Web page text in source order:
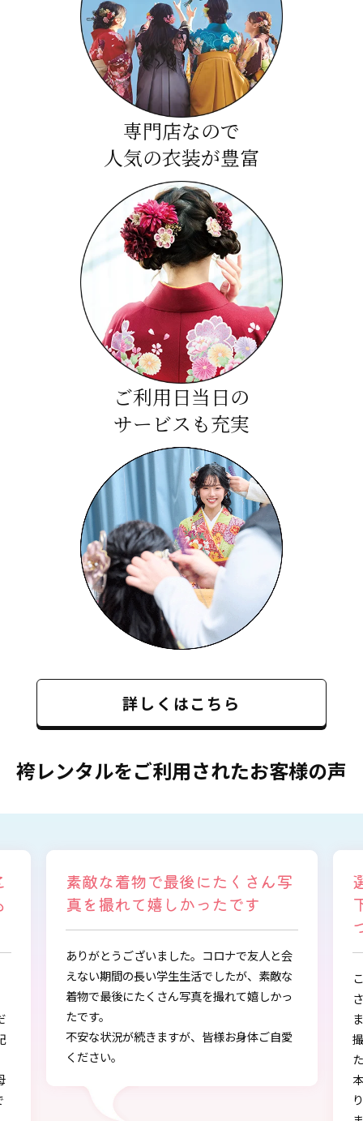
専門店なので
人気の衣装が豊富
ご利用日当日の
サービスも充実
詳しくはこちら
袴レンタルをご利用されたお客様の声
写
と会
自愛
選ぶ時から色々と親身になって
下さり、自分に似合うものを見
つけることができました
この度は、とても素敵な着物・袴をご提供下
さりありがとうございました。
また、早朝からの着付、ヘアアレンジ、写真
撮影もしていただき、ありがとうございまし
た。